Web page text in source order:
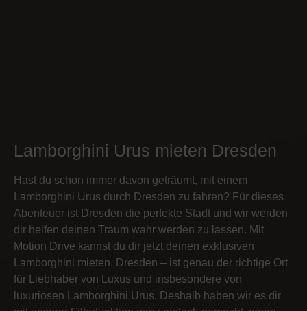
Lamborghini Urus mieten Dresden
Hast du schon immer davon geträumt, mit einem
Lamborghini Urus durch Dresden zu fahren? Für dieses
Abenteuer ist Dresden die perfekte Stadt und wir werden
dir helfen deinen Traum wahr werden zu lassen. Mit
Motion Drive kannst du dir jetzt deinen exklusiven
Lamborghini mieten. Dresden – ist genau der richtige Ort
für Liebhaber von Luxus und insbesondere von
luxuriösen Lamborghini Urus. Deshalb haben wir es dir